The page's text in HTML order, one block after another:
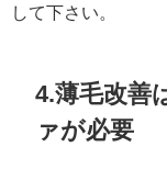
して下さい。
4.薄毛改善
ァが必要